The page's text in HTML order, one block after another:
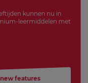
kunnen nu in
leermiddelen met
new features